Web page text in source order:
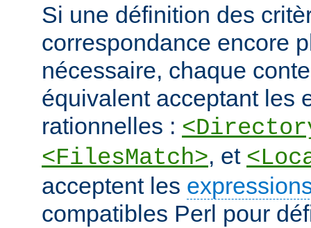
Si une définition des
correspondance encore
nécessaire, chaque
équivalent acceptant les
rationnelles :
<FilesMatch>, et
acceptent les
compatibles Perl pour